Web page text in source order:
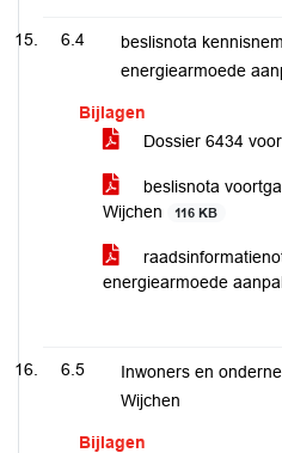
6.4
beslisnota
energiearmoede
Bijlagen
Dossier 6434
beslisnota
Wijchen
116 KB
energiearmoede
6.5
Inwoners en
Wijchen
Bijlagen